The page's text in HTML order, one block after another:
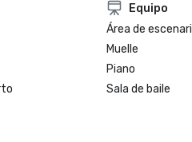
Equipo
Área de
Muelle
Piano
Sala de baile